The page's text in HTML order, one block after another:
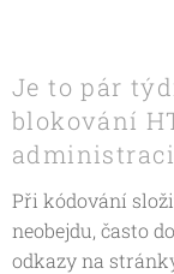
Je to pár
blokování
Při kódování
neobejdu, často
odkazy na